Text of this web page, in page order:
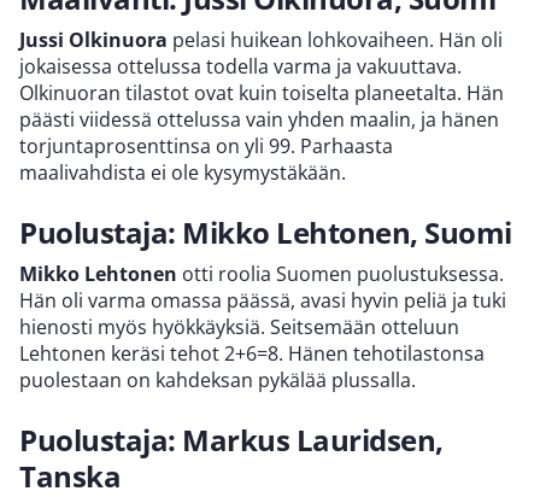
Jussi Olkinuora pelasi huikean lohkovaiheen. Hän oli
jokaisessa ottelussa todella varma ja vakuuttava.
Olkinuoran tilastot ovat kuin toiselta planeetalta. Hän
päästi viidessä ottelussa vain yhden maalin, ja hänen
torjuntaprosenttinsa on yli 99. Parhaasta
maalivahdista ei ole kysymystäkään.
Puolustaja: Mikko Lehtonen, Suomi
Mikko Lehtonen otti roolia Suomen puolustuksessa.
Hän oli varma omassa päässä, avasi hyvin peliä ja tuki
hienosti myös hyökkäyksiä. Seitsemään otteluun
Lehtonen keräsi tehot 2+6=8. Hänen tehotilastonsa
puolestaan on kahdeksan pykälää plussalla.
Puolustaja: Markus Lauridsen,
Tanska